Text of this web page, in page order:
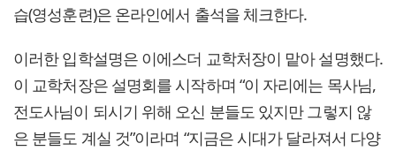
습(영성훈련)은 온라인에서 출석을 체크한다.
이러한 입학설명은 이에스더 교학처장이 맡아 설명했다.
이 교학처장은 설명회를 시작하며 “이 자리에는 목사님,
전도사님이 되시기 위해 오신 분들도 있지만 그렇지 않
은 분들도 계실 것”이라며 “지금은 시대가 달라져서 다양